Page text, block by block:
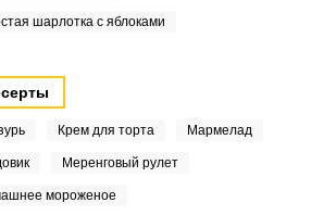
шарлотка с яблоками
Крем для торта Мармелад
Меренговый рулет
мороженое